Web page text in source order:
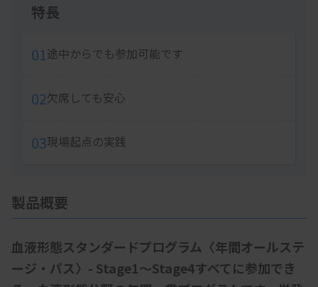
特長
01途中からでも参加可能です
02欠席しても安心
03現場起点の実践
製品概要
血液形態スタンダードプログラム〈年間オールステ
ージ・パス〉- Stage1～Stage4すべてに参加でき